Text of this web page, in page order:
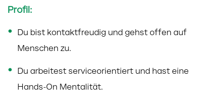
Profil:
Du bist kontaktfreudig und gehst offen auf
Menschen zu.
Du arbeitest serviceorientiert und hast eine
Hands-On Mentalität.